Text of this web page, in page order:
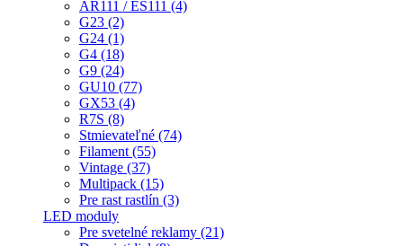
AR111 / ES111 (4)
G23 (2)
G24 (1)
G4 (18)
G9 (24)
GU10 (77)
GX53 (4)
R7S (8)
Stmievateľné (74)
Filament (55)
Vintage (37)
Multipack (15)
Pre rast rastlín (3)
LED moduly
Pre svetelné reklamy (21)